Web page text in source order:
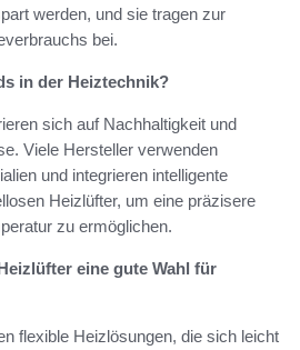
werden, und sie tragen zur
bei.
in der Heiztechnik?
sich auf Nachhaltigkeit und
Viele Hersteller verwenden
und integrieren intelligente
Heizlüfter, um eine präzisere
zu ermöglichen.
eine gute Wahl für
flexible Heizlösungen, die sich leicht